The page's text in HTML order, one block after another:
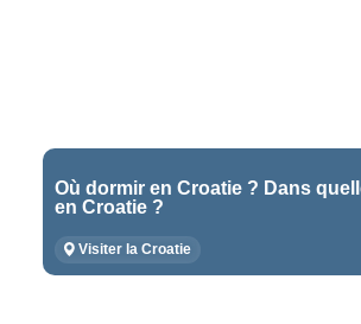
Où dormir en Croatie ? Dans
en Croatie ?
Visiter la Croatie